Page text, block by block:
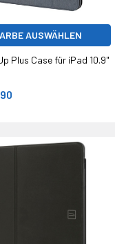
AUSWÄHLEN
Plus Case für iPad 10.9"